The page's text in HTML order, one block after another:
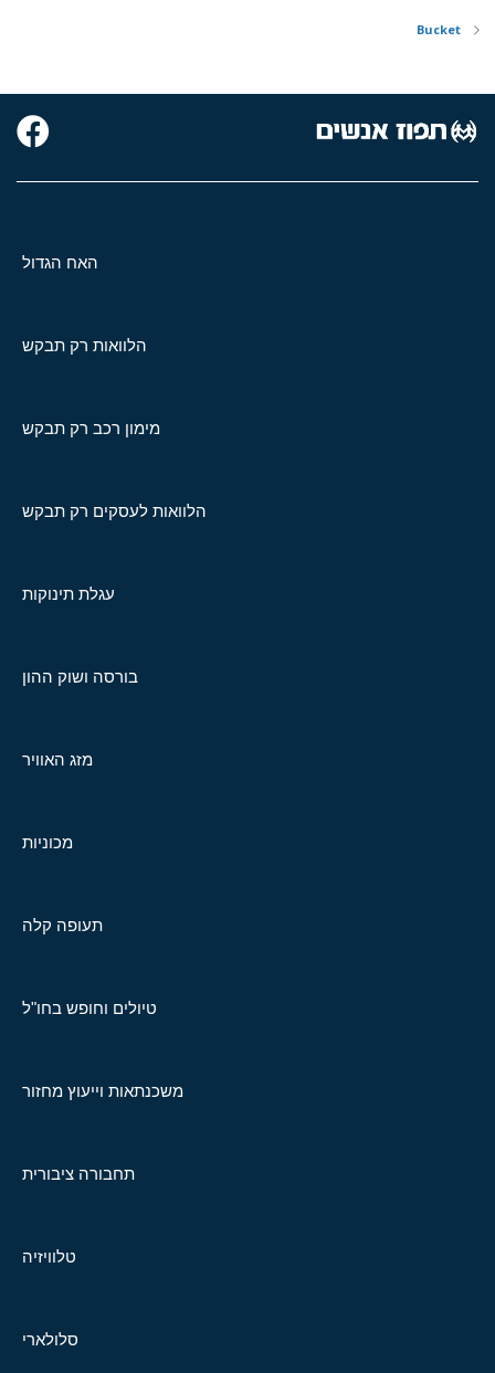
Bucket
האח הגדול
הלוואות רק תבקש
מימון רכב רק תבקש
הלוואות לעסקים רק תבקש
עגלת תינוקות
בורסה ושוק ההון
מזג האוויר
מכוניות
תעופה קלה
טיולים וחופש בחו"ל
משכנתאות וייעוץ מחזור
תחבורה ציבורית
טלוויזיה
סלולארי